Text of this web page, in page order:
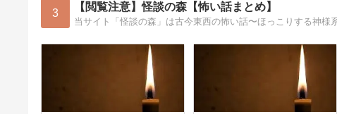
3 【閲覧注意】怪談の森【怖い話まとめ】
当サイト「怪談の森」は古今東西の怖い話〜ほっこりする神様